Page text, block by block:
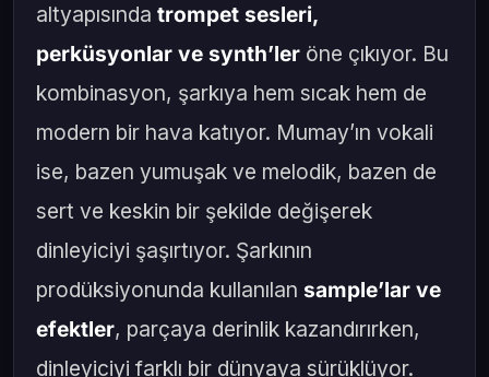
altyapısında trompet sesleri,
perküsyonlar ve synth’ler öne çıkıyor. Bu
kombinasyon, şarkıya hem sıcak hem de
modern bir hava katıyor. Mumay’ın vokali
ise, bazen yumuşak ve melodik, bazen de
sert ve keskin bir şekilde değişerek
dinleyiciyi şaşırtıyor. Şarkının
prodüksiyonunda kullanılan sample’lar ve
efektler, parçaya derinlik kazandırırken,
dinleyiciyi farklı bir dünyaya sürüklüyor.